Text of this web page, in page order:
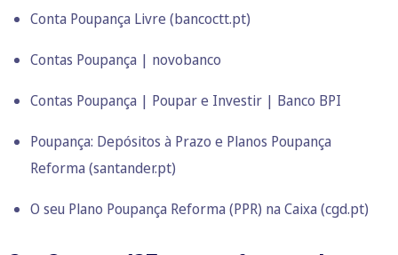
Conta Poupança Livre (bancoctt.pt)
Contas Poupança | novobanco
Contas Poupança | Poupar e Investir | Banco BPI
Poupança: Depósitos à Prazo e Planos Poupança
Reforma (santander.pt)
O seu Plano Poupança Reforma (PPR) na Caixa (cgd.pt)